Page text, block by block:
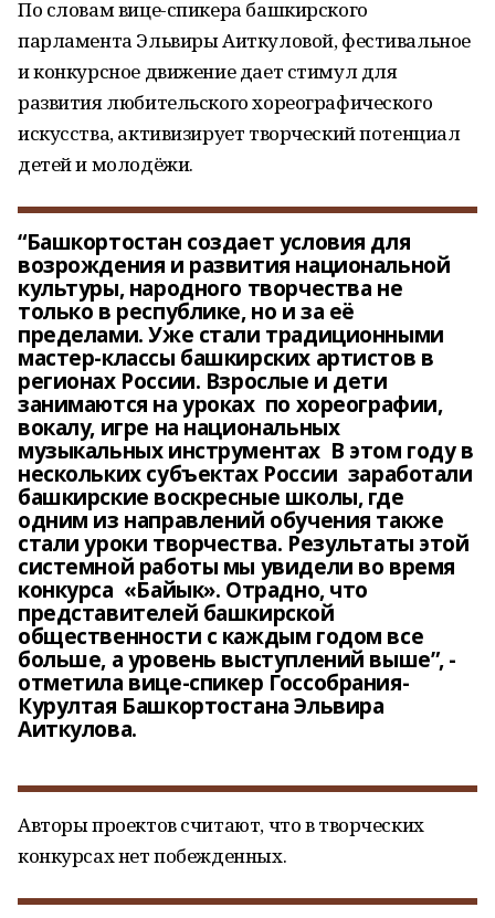
По словам вице-спикера башкирского
парламента Эльвиры Аиткуловой, фестивальное
и конкурсное движение дает стимул для
развития любительского хореографического
искусства, активизирует творческий потенциал
детей и молодёжи.
“Башкортостан создает условия для
возрождения и развития национальной
культуры, народного творчества не
только в республике, но и за её
пределами. Уже стали традиционными
мастер-классы башкирских артистов в
регионах России. Взрослые и дети
занимаются на уроках по хореографии,
вокалу, игре на национальных
музыкальных инструментах В этом году в
нескольких субъектах России заработали
башкирские воскресные школы, где
одним из направлений обучения также
стали уроки творчества. Результаты этой
системной работы мы увидели во время
конкурса «Байык». Отрадно, что
представителей башкирской
общественности с каждым годом все
больше, а уровень выступлений выше”, -
отметила вице-спикер Госсобрания-
Курултая Башкортостана Эльвира
Аиткулова.
Авторы проектов считают, что в творческих
конкурсах нет побежденных.